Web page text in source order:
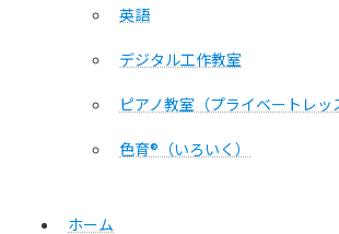
英語
デジタル工作教室
ピアノ教室（プライベートレッ
色育®（いろいく）
ホーム